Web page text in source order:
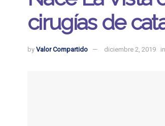
cirugías de
by Valor Compartido diciembre 2, 2019 in